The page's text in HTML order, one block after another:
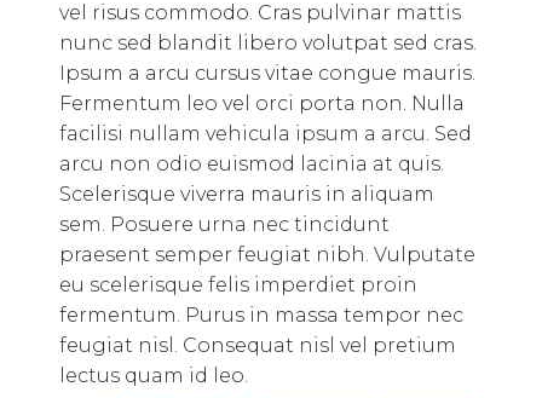
vel risus commodo. Cras pulvinar mattis
nunc sed blandit libero volutpat sed cras.
Ipsum a arcu cursus vitae congue mauris.
Fermentum leo vel orci porta non. Nulla
facilisi nullam vehicula ipsum a arcu. Sed
arcu non odio euismod lacinia at quis.
Scelerisque viverra mauris in aliquam
sem. Posuere urna nec tincidunt
praesent semper feugiat nibh. Vulputate
eu scelerisque felis imperdiet proin
fermentum. Purus in massa tempor nec
feugiat nisl. Consequat nisl vel pretium
lectus quam id leo.